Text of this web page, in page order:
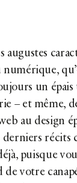
augustes
un
– et même,
au design
récits
puisque
votre